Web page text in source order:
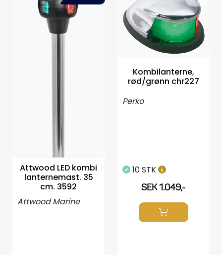
Attwood LED kombi
lanternemast. 35
cm. 3592
Attwood Marine
Kombilanterne,
rød/grønn chr227
Perko
10 STK
SEK 1.049,-
Propellrar